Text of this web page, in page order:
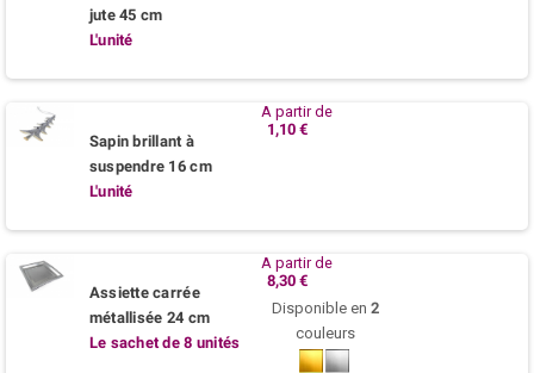
jute 45 cm
L'unité
Sapin brillant à
suspendre 16 cm
L'unité
A partir de
1,10 €
Assiette carrée
métallisée 24 cm
Le sachet de 8 unités
A partir de
8,30 €
Disponible en 2
couleurs
Or Argent